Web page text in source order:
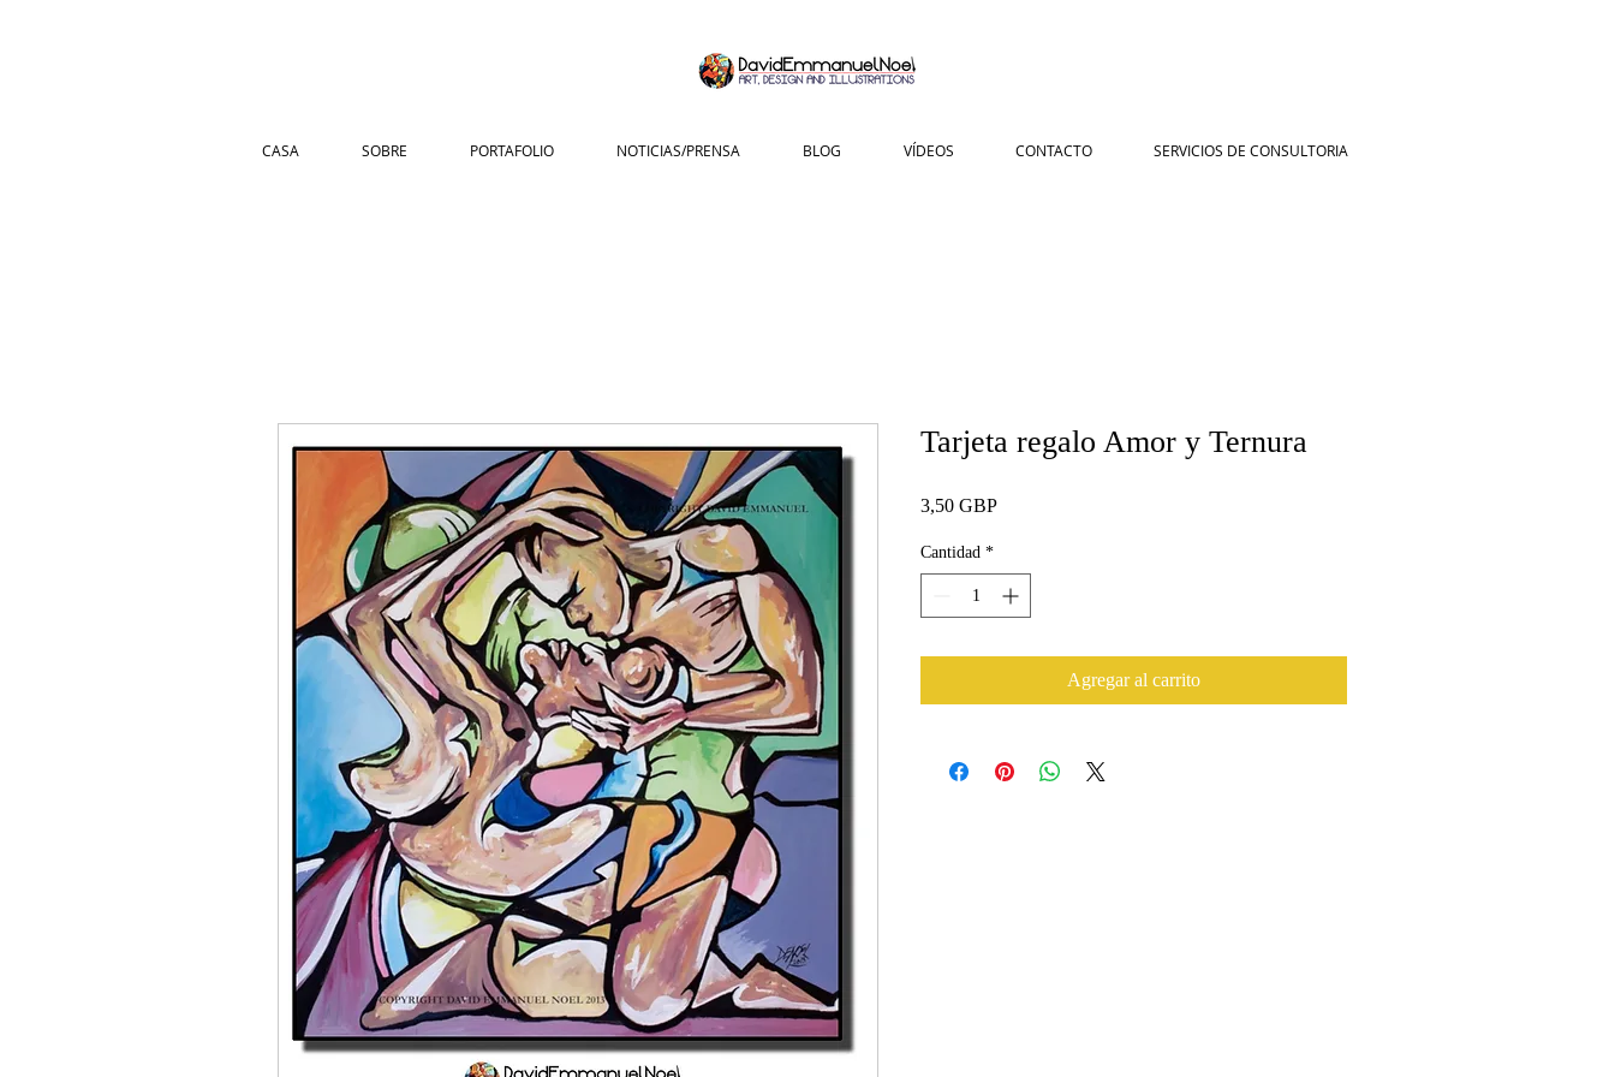
CASA SOBRE PORTAFOLIO NOTICIAS/PRENSA BLOG VÍDEOS CONTACTO SERVICIOS DE CONSULTORIA
Tarjeta regalo Amor y Ternura
3,50 GBPPrecio
Cantidad *
Agregar al carrito